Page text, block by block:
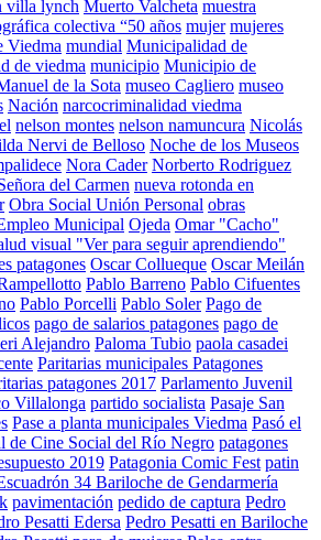
villa lynch Muerto Valcheta muestra
colectiva “50 años mujer mujeres
Viedma mundial Municipalidad de
de viedma municipio Municipio de
de la Sota museo Cagliero museo
Nación narcocriminalidad viedma
nelson montes nelson namuncura Nicolás
Nervi de Belloso Noche de los Museos
Nora Cader Norberto Rodriguez
del Carmen nueva rotonda en
Obra Social Unión Personal obras
Municipal Ojeda Omar "Cacho"
visual "Ver para seguir aprendiendo"
patagones Oscar Collueque Oscar Meilán
Pablo Barreno Pablo Cifuentes
Pablo Porcelli Pablo Soler Pago de
pago de salarios patagones pago de
Alejandro Paloma Tubio paola casadei
Paritarias municipales Patagones
patagones 2017 Parlamento Juvenil
Villalonga partido socialista Pasaje San
Pase a planta municipales Viedma Pasó el
de Cine Social del Río Negro patagones
2019 Patagonia Comic Fest patin
34 Bariloche de Gendarmería
pavimentación pedido de captura Pedro
Pesatti Edersa Pedro Pesatti en Bariloche